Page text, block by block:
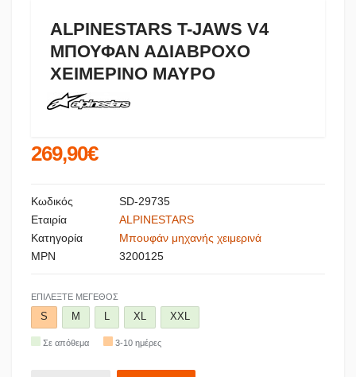
ALPINESTARS T-JAWS V4
ΜΠΟΥΦΑΝ ΑΔΙΑΒΡΟΧΟ
ΧΕΙΜΕΡΙΝΟ ΜΑΥΡΟ
269,90€
Κωδικός
SD-29735
Εταιρία
ALPINESTARS
Κατηγορία
Μπουφάν μηχανής χειμερινά
MPN
3200125
ΕΠΙΛΈΞΤΕ ΜΈΓΕΘΟΣ
S M L XL XXL
Σε απόθεμα 3-10 ημέρες